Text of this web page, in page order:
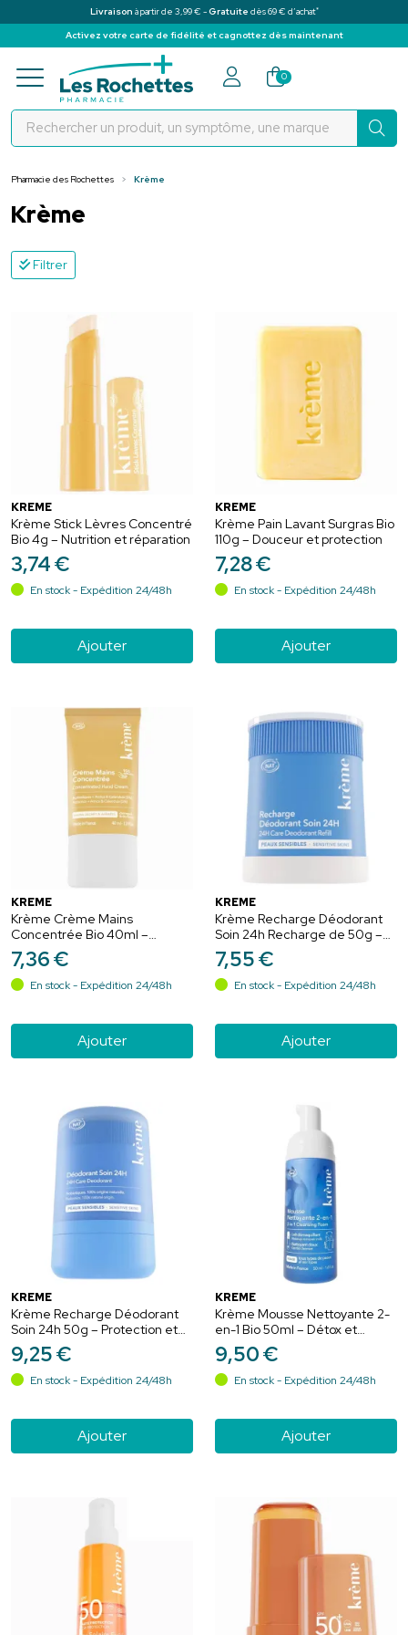
Livraison à partir de 3,99 € -Gratuite dès 69 € d’achat*
Activez votre carte de fidélité et cagnottez dès maintenant
Pharmacie des Rochettes Votre
0
Pharmacie des Rochettes Krème
Krème
Filtrer
KRÈME
Krème Stick Lèvres Concentré
Bio 4g – Nutrition et réparation
3,74€
En stock - Expédition 24/48h
Ajouter
KRÈME
Krème Pain Lavant Surgras Bio
110g – Douceur et protection
7,28€
En stock - Expédition 24/48h
Ajouter
KRÈME
Krème Crème Mains
Concentrée Bio 40ml –
Réparation et protection
7,36€
En stock - Expédition 24/48h
Ajouter
KRÈME
Krème Recharge Déodorant
Soin 24h Recharge de 50g –
Protection naturelle et peaux
sensibles
7,55€
En stock - Expédition 24/48h
Ajouter
KRÈME
Krème Recharge Déodorant
Soin 24h 50g – Protection et
équilibre
9,25€
En stock - Expédition 24/48h
Ajouter
KRÈME
Krème Mousse Nettoyante 2-
en-1 Bio 50ml – Détox et
douceur
9,50€
En stock - Expédition 24/48h
Ajouter